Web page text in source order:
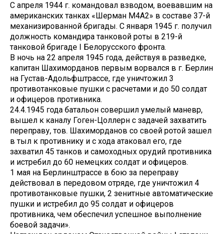
С апреля 1944 г. командовал взводом, воевавшим на
американских танках «Шерман М4А2» в составе 37-й
механизированной бригады. С января 1945 г. получил
должность командира танковой роты в 219-й
танковой бригаде I Белорусского фронта.
В ночь на 22 апреля 1945 года, действуя в разведке,
капитан Шахиморданов первым ворвался в г. Берлин
на Густав-Адольфштрассе, где уничтожил 3
противотанковые пушки с расчетами и до 50 солдат
и офицеров противника.
24.4.1945 года батальон совершил умелый маневр,
вышел к каналу Гоген-Цоллерн с задачей захватить
переправу, тов. Шахиморданов со своей ротой зашел
в тыл к противнику и с хода атаковал его, где
захватил 45 танков и самоходных орудий противника
и истребил до 60 немецких солдат и офицеров.
1 мая на Берлинштрассе в бою за переправу
действовал в передовом отряде, где уничтожил 4
противотанковые пушки, 2 зенитные автоматические
пушки и истребил до 95 солдат и офицеров
противника, чем обеспечил успешное выполнение
боевой задачи».